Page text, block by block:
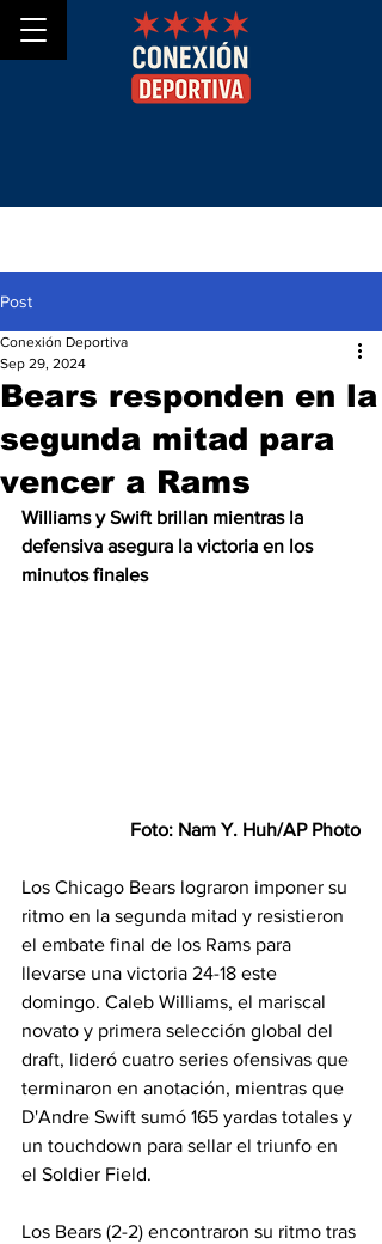
Post
Bears responden en la
segunda mitad para
vencer a Rams
Conexión Deportiva
Sep 29, 2024
Williams y Swift brillan mientras la
defensiva asegura la victoria en los
minutos finales
Foto: Nam Y. Huh/AP Photo
Los Chicago Bears lograron imponer su
ritmo en la segunda mitad y resistieron
el embate final de los Rams para
llevarse una victoria 24-18 este
domingo. Caleb Williams, el mariscal
novato y primera selección global del
draft, lideró cuatro series ofensivas que
terminaron en anotación, mientras que
D'Andre Swift sumó 165 yardas totales y
un touchdown para sellar el triunfo en
el Soldier Field.
Los Bears (2-2) encontraron su ritmo tras